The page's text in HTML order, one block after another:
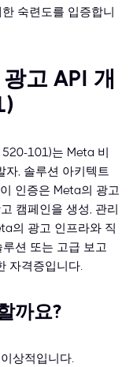
숙련도를 입증합니
고 API 개
101)는 Meta 비
자, 솔루션 아키텍트
인증은 Meta의 광고
캠페인을 생성, 관리
의 광고 인프라와 직
션 또는 고급 보고
자격증입니다.
까요?
상적입니다.